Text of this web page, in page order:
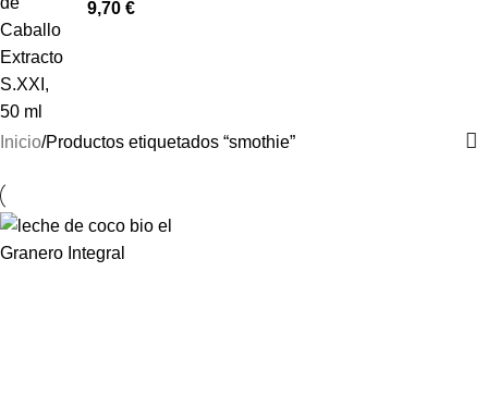
9,70 €
Inicio Productos etiquetados “smothie”